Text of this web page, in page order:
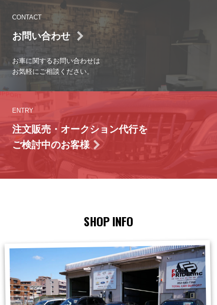
CONTACT
お問い合わせ
お車に関するお問い合わせは
お気軽にご相談ください。
ENTRY
注文販売・オークション代行を
ご検討中のお客様
SHOP INFO